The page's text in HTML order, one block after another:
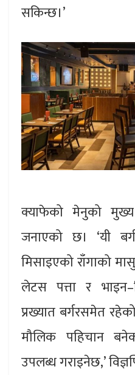
सकिन्छ।’
क्याफेको मेनुको
जनाएको छ। ‘यी
मिसाइएको राँगाको
लेटस पत्ता र
प्रख्यात बर्गरसमेत
मौलिक पहिचान
उपलब्ध गराइनेछ,’